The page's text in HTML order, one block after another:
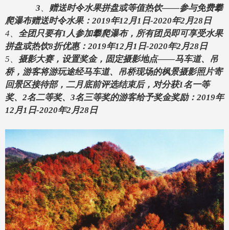
3、 赠送时令水果拼盘或等值热饮——参与免费攀
爬瀑布赠送时令水果：2019年12月1日-2020年2月28日
4、
全团只要有1人参加攀爬瀑布，所有团员即可享受水果
拼盘或热饮8折优惠：2019年12月1日-2020年2月28日
5、 摄影大赛，设置奖金，固定摄影地点——马车道、吊
桥，游客将游玩途经马车道、吊桥现场的枫景摄影照片寄
回景区接待部，二月底前评选结束后，对分获1名一等
奖、2名二等奖、3名三等奖的游客给予奖金奖励：2019年
12月1日-2020年2月28日